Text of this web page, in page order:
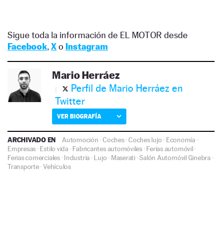
Sigue toda la información de EL MOTOR desde
Facebook, Xo Instagram
Mario Herráez
Perfil de Mario Herráez en
Twitter
VER BIOGRAFÍA
ARCHIVADO EN Automoción ·Coches·Coches lujo · Economía·
Empresas ·Estilo vida·Fabricantes automóviles ·Ferias automóvil·
Ferias comerciales·Industria ·Lujo · Maserati ·Salón Automóvil Ginebra ·
Transporte·Vehículos